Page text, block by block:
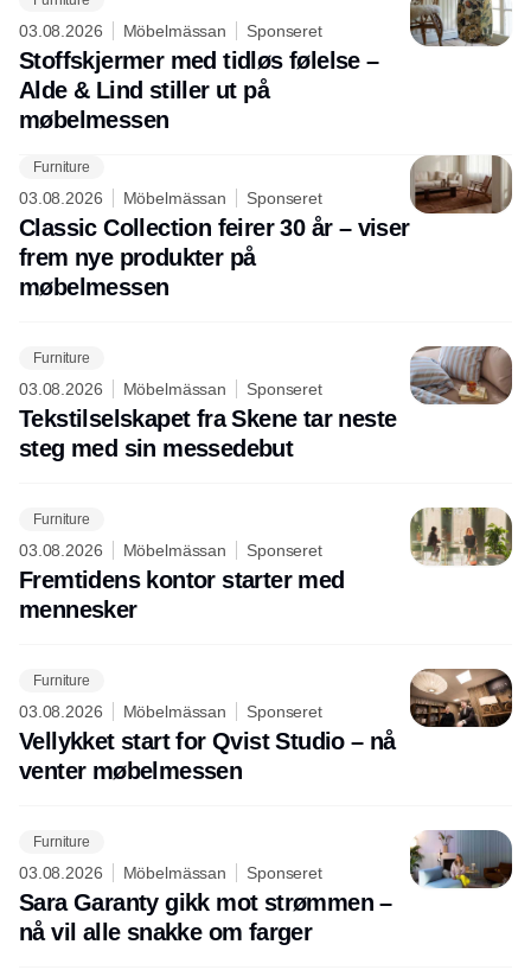
03.08.2026 Möbelmässan Sponseret
Stoffskjermer med tidløs følelse –
Alde & Lind stiller ut på
møbelmessen
Furniture
03.08.2026 Möbelmässan Sponseret
Classic Collection feirer 30 år – viser
frem nye produkter på
møbelmessen
Furniture
03.08.2026 Möbelmässan Sponseret
Tekstilselskapet fra Skene tar neste
steg med sin messedebut
Furniture
03.08.2026 Möbelmässan Sponseret
Fremtidens kontor starter med
mennesker
Furniture
03.08.2026 Möbelmässan Sponseret
Vellykket start for Qvist Studio – nå
venter møbelmessen
Furniture
03.08.2026 Möbelmässan Sponseret
Sara Garanty gikk mot strømmen –
nå vil alle snakke om farger